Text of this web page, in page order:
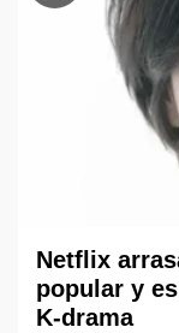
Netflix
popular y
K-drama